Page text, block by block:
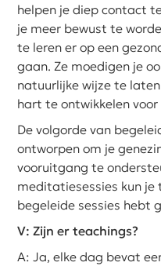
helpen je diep contact
je meer bewust te
te leren er op een
gaan. Ze moedigen je
natuurlijke wijze te
hart te ontwikkelen voor
De volgorde van
ontworpen om je
vooruitgang te
meditatiesessies kun je
begeleide sessies hebt
V: Zijn er teachings?
A: Ja, elke dag bevat